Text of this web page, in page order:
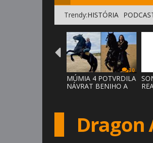
Trendy:HISTÓRIA
30
MÚMIA 4 POTVRDILA
NÁVRAT BENIHO A
Dragon